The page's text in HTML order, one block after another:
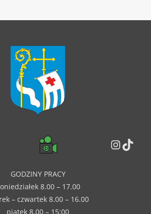
GODZINY PRACY
8.00 – 17.00
– czwartek 8.00 – 16.00
piątek 8.00 – 15:00